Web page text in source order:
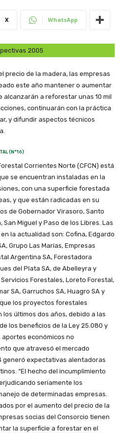
X WhatsApp
2005
precio de la madera, las empresas
este año mantener o aumentar
alcanzarán a reforestar unas 10 mil
continuarán con la práctica
y difundir aspectos técnicos
(N°16)
Corrientes Norte (CFCN) está
se encuentran instaladas en la
con una superficie forestada
y que están radicadas en su
de Gobernador Virasoro, Santo
San Miguel y Paso de los Libres. Las
la actualidad son: Cofina, Edgardo
Grupo Las Marías, Empresas
Argentina SA, Forestadora
del Plata SA, de Abelleyra y
Forestales, Loreto Forestal,
SA, Garruchos SA, Huagro SA y
los proyectos forestales
últimos dos años, debido a las
los beneficios de la Ley 25.080 y
económicos no
que atravesó el mercado
expectativas alentadoras
“El hecho del incumplimiento
seriamente los
de determinadas empresas.
por el aumento del precio de la
socias del Consorcio tienen
la superficie a forestar en el